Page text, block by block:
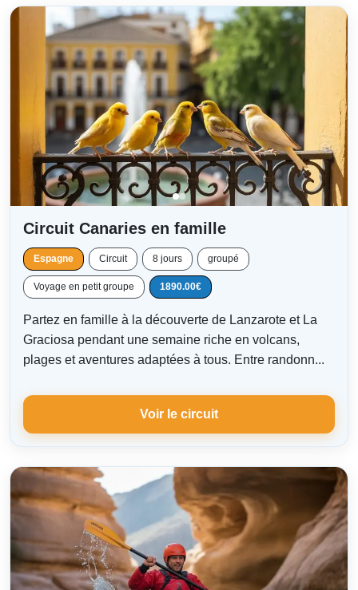
Circuit Canaries en famille
Espagne Circuit 8 jours groupé
Voyage en petit groupe 1890.00€
Partez en famille à la découverte de Lanzarote et La
Graciosa pendant une semaine riche en volcans,
plages et aventures adaptées à tous. Entre randonn...
Voir le circuit